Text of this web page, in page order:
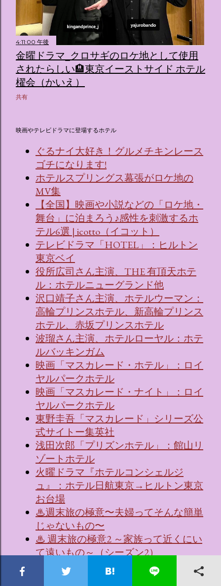
4:11:00 午後
金曜ドラマ_クロサギのロケ地として使用
されたらしい🏨東京イーストサイド ホテル
櫂会（かいえ）
共有
映画やテレビドラマに登場するホテル
ぐるナイ大好き！グルメチキンレース
ゴチになります!
ホテルスプリングス幕張がロケ地の
MV集
【全国】映画や小説などの「ロケ地・
舞台」に泊まろう♪感性を刺激するホ
テル6選 | icotto（イコット）
テレビドラマ「HOTEL」：ヒルトン
東京ベイ
役所広司さん主演、THE 有頂天ホテ
ル：ホテルニューグランド他
沢口靖子さん主演、ホテルウーマン：
高輪プリンスホテル、新高輪プリンス
ホテル、赤坂プリンスホテル
波瑠さん主演、ホテルローヤル：ホテ
ルバッキンガム
映画「マスカレード・ホテル」：ロイ
ヤルパークホテル
映画「マスカレード・ナイト」：ロイ
ヤルパークホテル
東野圭吾「マスカレード」シリーズ公
式サイトー集英社
浅田次郎「プリズンホテル」：館山リ
ゾートホテル
火曜ドラマ『ホテルコンシェルジ
ュ』：ホテル日航東京→ヒルトン東京
お台場
♨週末旅の極意〜夫婦ってそんな簡単
じゃないもの〜
♨ 週末旅の極意2 ～家族って近くにい
て遠いもの～（シーズン2）